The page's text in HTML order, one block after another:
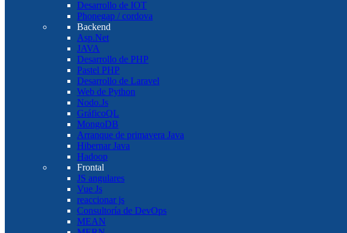
Desarrollo de IOT
Phonegap / cordova
Backend
Asp.Net
JAVA
Desarrollo de PHP
Pastel PHP
Desarrollo de Laravel
Web de Python
Nodo.Js
GráficoQL
MongoDB
Arranque de primavera Java
Hibernar Java
Hadoop
Frontal
JS angulares
Vue Js
reaccionar js
Consultoría de DevOps
MEAN